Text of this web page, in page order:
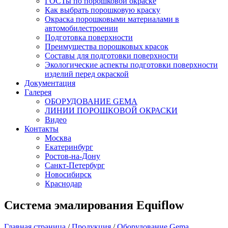
Как выбрать порошковую краску
Окраска порошковыми материалами в
автомобилестроении
Подготовка поверхности
Преимущества порошковых красок
Составы для подготовки поверхности
Экологические аспекты подготовки поверхности
изделий перед окраской
Документация
Галерея
ОБОРУДОВАНИЕ GEMA
ЛИНИИ ПОРОШКОВОЙ ОКРАСКИ
Видео
Контакты
Москва
Екатеринбург
Ростов-на-Дону
Санкт-Петербург
Новосибирск
Краснодар
Система эмалирования Equiflow